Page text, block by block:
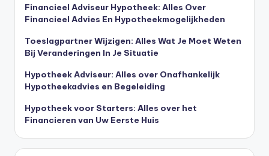
Financieel Adviseur Hypotheek: Alles Over
Financieel Advies En Hypotheekmogelijkheden
Toeslagpartner Wijzigen: Alles Wat Je Moet Weten
Bij Veranderingen In Je Situatie
Hypotheek Adviseur: Alles over Onafhankelijk
Hypotheekadvies en Begeleiding
Hypotheek voor Starters: Alles over het
Financieren van Uw Eerste Huis